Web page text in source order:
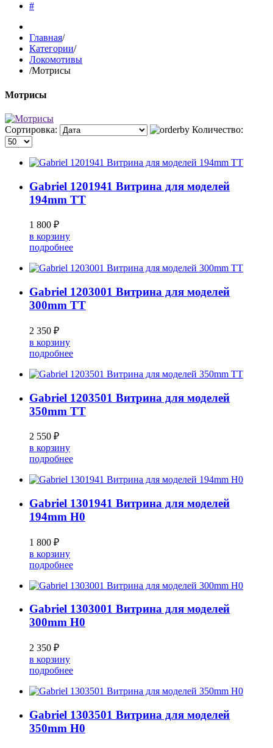
#
Главная/
Категории/
Локомотивы
/Мотрисы
Мотрисы
Сортировка: Количество:
Gabriel 1201941 Витрина для моделей
194mm TT
1 800 ₽
в корзину
подробнее
Gabriel 1203001 Витрина для моделей
300mm TT
2 350 ₽
в корзину
подробнее
Gabriel 1203501 Витрина для моделей
350mm TT
2 550 ₽
в корзину
подробнее
Gabriel 1301941 Витрина для моделей
194mm H0
1 800 ₽
в корзину
подробнее
Gabriel 1303001 Витрина для моделей
300mm H0
2 350 ₽
в корзину
подробнее
Gabriel 1303501 Витрина для моделей
350mm H0